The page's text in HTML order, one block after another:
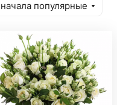
популярные